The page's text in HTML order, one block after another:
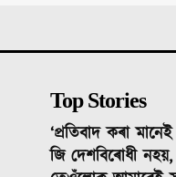
Top Stories
‘প্ৰতিবাদ কৰা
জি দেশবিৰোধী নহয়,